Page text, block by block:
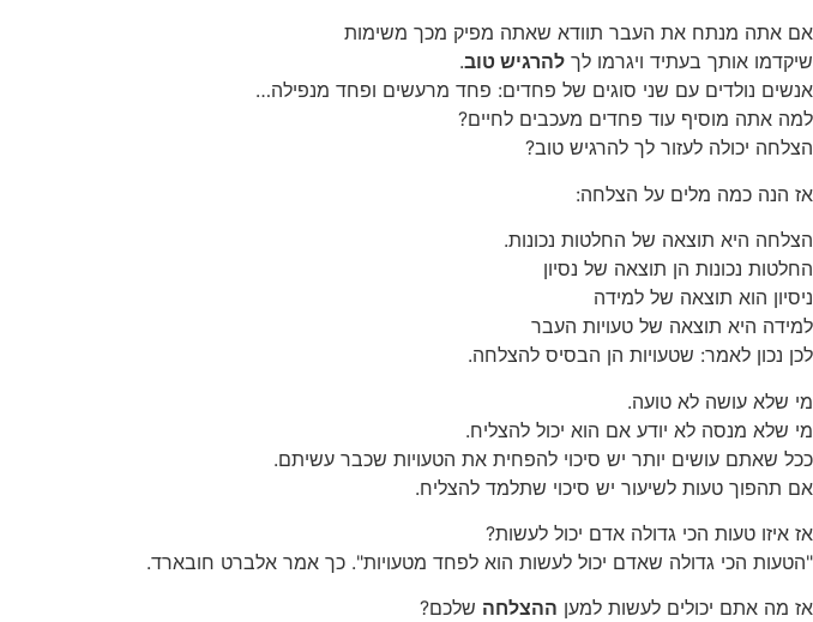
אם אתה מנתח את העבר תוודא שאתה מפיק מכך משימות
שיקדמו אותך בעתיד ויגרמו לך להרגיש טוב.
אנשים נולדים עם שני סוגים של פחדים: פחד מרעשים ופחד מנפילה…
למה אתה מוסיף עוד פחדים מעכבים לחיים?
הצלחה יכולה לעזור לך להרגיש טוב?
אז הנה כמה מלים על הצלחה:
הצלחה היא תוצאה של החלטות נכונות.
החלטות נכונות הן תוצאה של נסיון
ניסיון הוא תוצאה של למידה
למידה היא תוצאה של טעויות העבר
לכן נכון לאמר: שטעויות הן הבסיס להצלחה.
מי שלא עושה לא טועה.
מי שלא מנסה לא יודע אם הוא יכול להצליח.
ככל שאתם עושים יותר יש סיכוי להפחית את הטעויות שכבר עשיתם.
אם תהפוך טעות לשיעור יש סיכוי שתלמד להצליח.
אז איזו טעות הכי גדולה אדם יכול לעשות?
"הטעות הכי גדולה שאדם יכול לעשות הוא לפחד מטעויות". כך אמר אלברט חובארד.
אז מה אתם יכולים לעשות למען ההצלחה שלכם?